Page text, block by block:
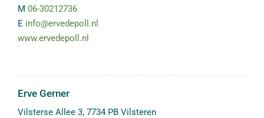
M 06-30212736
E info@ervedepoll.nl
www.ervedepoll.nl
Erve Gerner
Vilsterse Allee 3, 7734 PB Vilsteren